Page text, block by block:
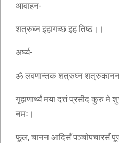
आवाहन-
शत्रुघ्न इहागच्छ इह तिष्ठ।।
अर्घ्य-
ॐ लवणान्तक शत्रुघ्न
गृहाणार्थ्यं मया दत्तं प्रसीद कुरु मे
नमः।
फूल, चानन आदिसँ पञ्चोपचारसँ